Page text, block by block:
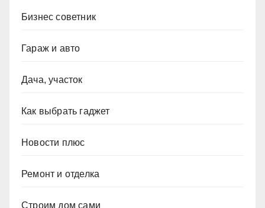
Бизнес советник
Гараж и авто
Дача, участок
Как выбрать гаджет
Новости плюс
Ремонт и отделка
Строим дом сами